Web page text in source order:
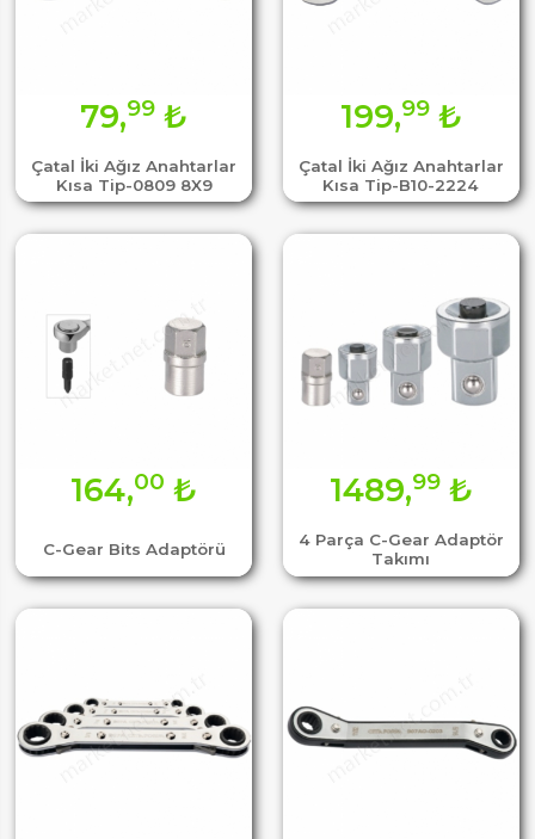
Çatal İki Ağız Anahtarlar
Kısa Tip-0809 8X9
79,99 ₺
Çatal İki Ağız Anahtarlar
Kısa Tip-B10-2224
199,99₺
C-Gear Bits Adaptörü
164,00 ₺
4 Parça C-Gear Adaptör
Takımı
1489,99₺